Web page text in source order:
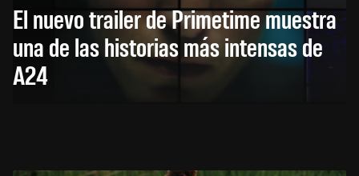
El nuevo trailer de Primetime muestra
una de las historias más intensas de
A24